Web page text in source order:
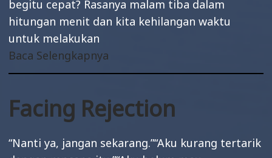
n
begitu cepat? Rasanya malam tiba dalam
hitungan menit dan kita kehilangan waktu
untuk melakukan
Baca Selengkapnya
Facing Rejection
“Nanti ya, jangan sekarang.”“Aku kurang tertarik